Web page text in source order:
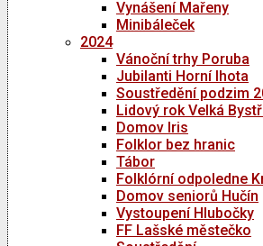
Vynášení Mařeny
Minibáleček
2024
Vánoční trhy Poruba
Jubilanti Horní lhota
Soustředění podzim
Lidový rok Velká
Domov Iris
Folklor bez hranic
Tábor
Folklórní odpoledne
Domov seniorů Hučín
Vystoupení Hlubočky
FF Lašské městečko